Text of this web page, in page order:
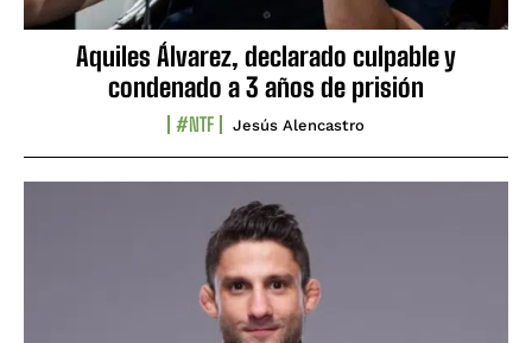
Aquiles Álvarez, declarado culpable y
condenado a 3 años de prisión
#NTF Jesús Alencastro